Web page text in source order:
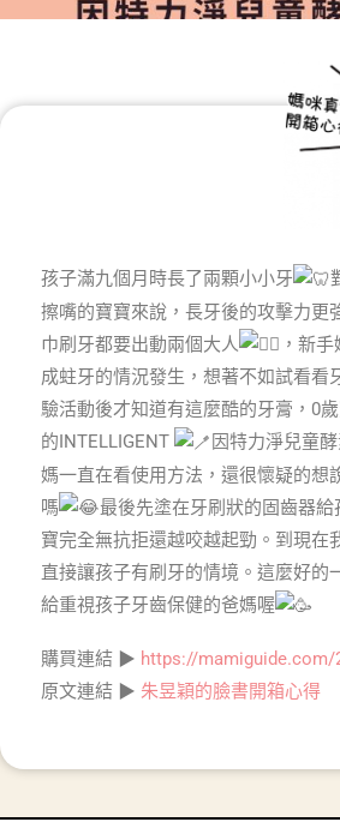
孩子滿九個月時長了兩顆小小牙
擦嘴的寶寶來說，長牙後的攻擊力更
巾刷牙都要出動兩個大人
，新
成蛀牙的情況發生，想著不如試看看
驗活動後才知道有這麼酷的牙膏，0
的INTELLIGENT
因特力淨兒童
媽一直在看使用方法，還很懷疑的想
嗎
最後先塗在牙刷狀的固齒器
寶完全無抗拒還越咬越起勁。到現在
直接讓孩子有刷牙的情境。這麼好的
給重視孩子牙齒保健的爸媽喔
購買連結 ▶ https://mamiguide.com/
原文連結 ▶ 朱昱穎的臉書開箱心得